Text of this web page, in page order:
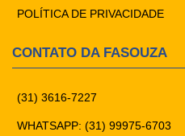
POLÍTICA DE PRIVACIDADE
CONTATO DA FASOUZA
(31) 3616-7227
WHATSAPP: (31) 99975-6703